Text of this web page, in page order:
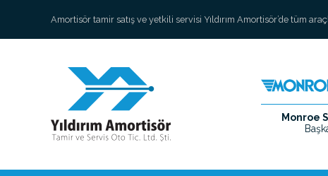
Amortisör tamir satış ve yetkili servisi Yıldırım Amortisör’de tüm
Monroe